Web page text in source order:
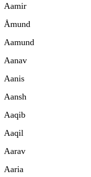
Aamir
Åmund
Aamund
Aanav
Aanis
Aansh
Aaqib
Aaqil
Aarav
Aaria